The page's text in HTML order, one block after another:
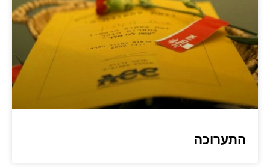
התערוכה